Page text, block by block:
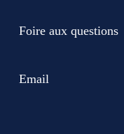
Foire aux questions
Email